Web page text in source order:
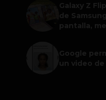
Galaxy Z
de
pantalla,
Google
un video